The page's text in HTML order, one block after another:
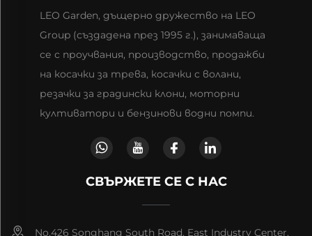
LEO Garden, дъщерно дружество на LEO
Group (създадена през 1995 г.), занимаваща
се с проучвания, производство, продажби
на косачки за трева, косачки с волани,
резачки за градински клони, моторни
култиватори и бензинови водни помпи.
СВЪРЖЕТЕ СЕ С НАС
No.426 Songhang South Road, East Industry Center,